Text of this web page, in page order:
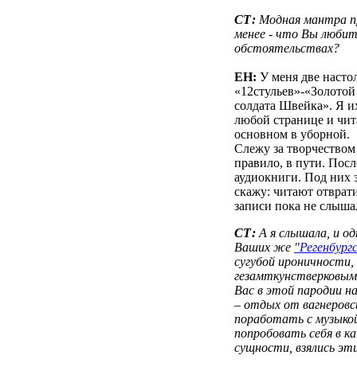
СТ: Модная мантра
менее - что Вы
обстоятельствах?
ЕН: У меня две
«12стульев»-
солдата Швейка». Я
любой странице и
основном в уборной.
Слежу за
правило, в пути.
аудиокниги. Под них
скажу: читают
записи пока не
СТ: А я слышала, и
Ваших же
сугубой
Вас в этой пародии
– отдых от
поработать с
попробовать себя в
сущности, взялись